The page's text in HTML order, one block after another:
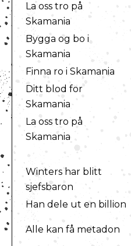
La oss tro på
Skamania
Bygga og bo i
Skamania
Finna ro i Skamania
Ditt blod for
Skamania
La oss tro på
Skamania
Winters har blitt
sjefsbaron
Han dele ut en billion
Alle kan få metadon